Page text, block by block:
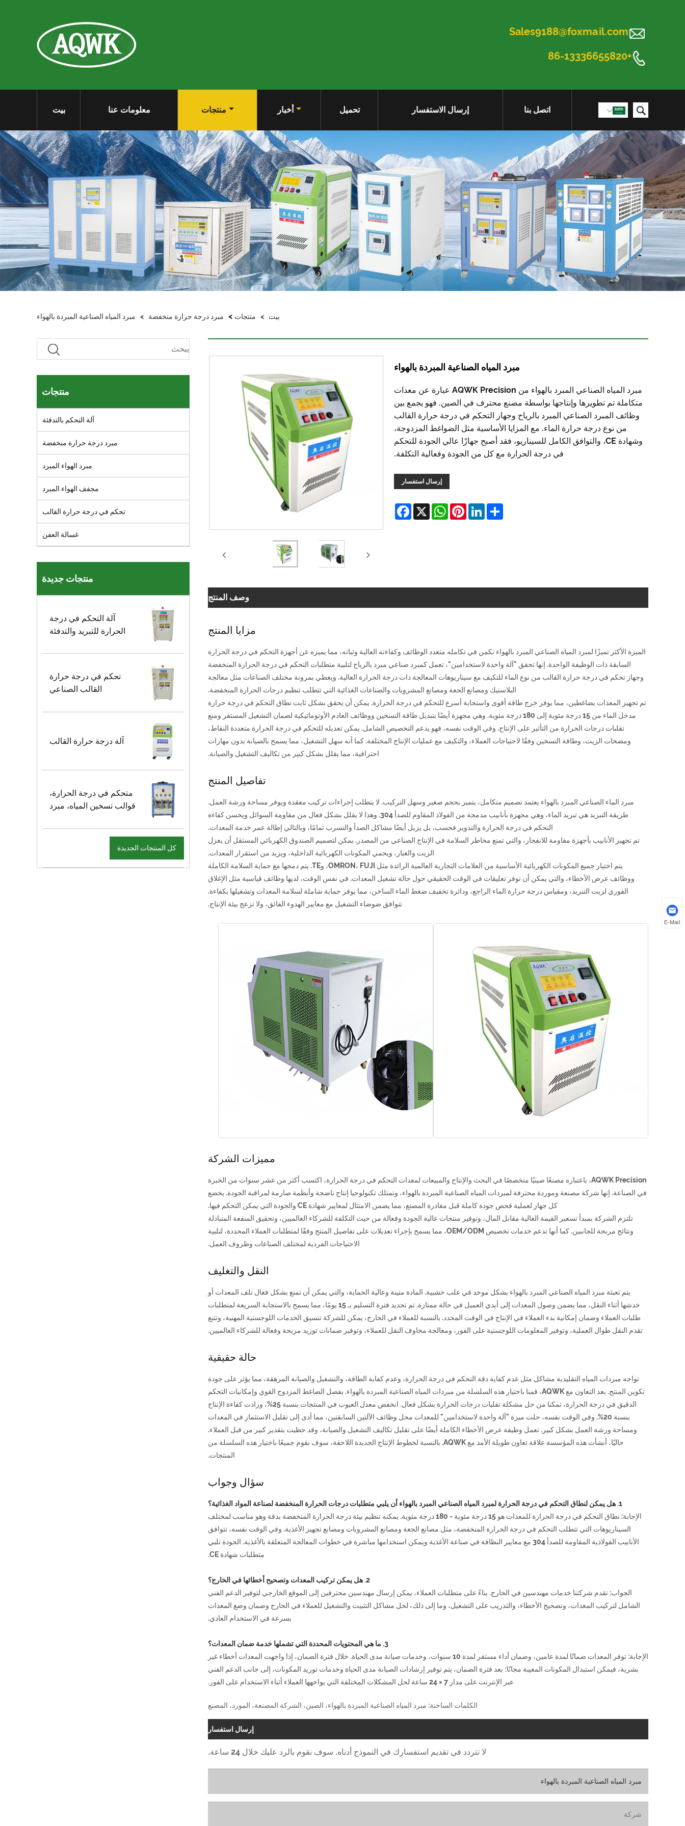

Sales9188@foxmail.com

+86-13336655820
  بيت معلومات عنا منتجات أخبار تحميل إرسال الاستفسار اتصل بنا
بيت > منتجات > مبرد درجة حرارة منخفضة > مبرد المياه الصناعية المبردة بالهواء
منتجات
آلة التحكم بالتدفئة
مبرد درجة حرارة منخفضة
مبرد الهواء المبرد
مجفف الهواء المبرد
تحكم في درجة حرارة القالب
غسالة العفن
منتجات جديدة
آلة التحكم في درجة
الحرارة للتبريد والتدفئة
تحكم في درجة حرارة
القالب الصناعي
آلة درجة حرارة القالب
متحكم في درجة الحرارة،
قوالب تسخين المياه، مبرد
كل المنتجات الجديدة
مبرد المياه الصناعية المبردة بالهواء
مبرد المياه الصناعي المبرد بالهواء من AQWK Precision عبارة عن معدات
متكاملة تم تطويرها وإنتاجها بواسطة مصنع محترف في الصين. فهو يجمع بين
وظائف المبرد الصناعي المبرد بالرياح وجهاز التحكم في درجة حرارة القالب
من نوع درجة حرارة الماء. مع المزايا الأساسية مثل الضواغط المزدوجة،
وشهادة CE، والتوافق الكامل للسيناريو، فقد أصبح جهازًا عالي الجودة للتحكم
في درجة الحرارة مع كل من الجودة وفعالية التكلفة.
إرسال استفسار
Facebook X
WhatsAppPinterestLinkedInShare
وصف المنتج
مزايا المنتج
الميزة الأكثر تميزًا لمبرد المياه الصناعي المبرد بالهواء تكمن في تكامله متعدد الوظائف وكفاءته العالية وثباته، مما يميزه عن أجهزة التحكم في درجة الحرارة
السابقة ذات الوظيفة الواحدة. إنها تحقق "آلة واحدة لاستخدامين"، تعمل كمبرد صناعي مبرد بالرياح لتلبية متطلبات التحكم في درجة الحرارة المنخفضة
وجهاز تحكم في درجة حرارة القالب من نوع الماء للتكيف مع سيناريوهات المعالجة ذات درجة الحرارة العالية. ويغطي بمرونة مختلف الصناعات مثل معالجة
البلاستيك ومصانع الجعة ومصانع المشروبات والصناعات الغذائية التي تتطلب تنظيم درجات الحرارة المنخفضة.
تم تجهيز المعدات بضاغطين، مما يوفر خرج طاقة أقوى واستجابة أسرع للتحكم في درجة الحرارة. يمكن أن يحقق بشكل ثابت نطاق التحكم في درجة حرارة
مدخل الماء من 15 درجة مئوية إلى 180 درجة مئوية. وهي مجهزة أيضًا بتبديل طاقة التسخين ووظائف العادم الأوتوماتيكية لضمان التشغيل المستقر ومنع
تقلبات درجات الحرارة من التأثير على الإنتاج. وفي الوقت نفسه، فهو يدعم التخصيص الشامل. يمكن تعديله للتحكم في درجة الحرارة متعددة النقاط،
ومضخات الزيت، وطاقة التسخين وفقًا لاحتياجات العملاء، والتكيف مع عمليات الإنتاج المختلفة. كما أنه سهل التشغيل، مما يسمح بالصيانة بدون مهارات
احترافية، مما يقلل بشكل كبير من تكاليف التشغيل والصيانة.
تفاصيل المنتج
مبرد الماء الصناعي المبرد بالهواء يعتمد تصميم متكامل، يتميز بحجم صغير وسهل التركيب. لا يتطلب إجراءات تركيب معقدة ويوفر مساحة ورشة العمل.
طريقة التبريد هي تبريد الماء، وهي مجهزة بأنابيب مدمجة من الفولاذ المقاوم للصدأ 304. وهذا لا يقلل بشكل فعال من مقاومة السوائل ويحسن كفاءة
التحكم في درجة الحرارة والتدوير فحسب، بل يزيل أيضًا مشاكل الصدأ والتسرب تمامًا، وبالتالي إطالة عمر خدمة المعدات.
تم تجهيز الأنابيب بأجهزة مقاومة للانفجار، والتي تمنع مخاطر السلامة في الإنتاج الصناعي من المصدر. يمكن لتصميم الصندوق الكهربائي المستقل أن يعزل
الزيت والغبار، ويحمي المكونات الكهربائية الداخلية، ويزيد من استقرار المعدات.
يتم اختيار جميع المكونات الكهربائية الأساسية من العلامات التجارية العالمية الرائدة مثل OMRON، FUJI، وTE. يتم دمجها مع حماية السلامة الكاملة
ووظائف عرض الأخطاء، والتي يمكن أن توفر تعليقات في الوقت الحقيقي حول حالة تشغيل المعدات. في نفس الوقت، لديها وظائف قياسية مثل الإغلاق
الفوري لزيت التبريد، ومقياس درجة حرارة الماء الراجع، ودائرة تخفيف ضغط الماء الساخن، مما يوفر حماية شاملة لسلامة المعدات وتشغيلها بكفاءة.
تتوافق ضوضاء التشغيل مع معايير الهدوء الفائق، ولا تزعج بيئة الإنتاج.
مميزات الشركة
AQWK Precision، باعتباره مصنعًا صينيًا متخصصًا في البحث والإنتاج والمبيعات لمعدات التحكم في درجة الحرارة، اكتسب أكثر من عشر سنوات من الخبرة
في الصناعة. إنها شركة مصنعة وموردة محترفة لمبردات المياه الصناعية المبردة بالهواء، وتمتلك تكنولوجيا إنتاج ناضجة وأنظمة صارمة لمراقبة الجودة. يخضع
كل جهاز لعملية فحص جودة كاملة قبل مغادرة المصنع، مما يضمن الامتثال لمعايير شهادة CE والجودة التي يمكن التحكم فيها.
تلتزم الشركة بمبدأ تسعير القيمة العالية مقابل المال، وتوفير منتجات عالية الجودة وفعالة من حيث التكلفة للشركاء العالميين، وتحقيق المنفعة المتبادلة
ونتائج مربحة للجانبين. كما أنها تدعم خدمات تخصيص OEM/ODM، مما يسمح بإجراء تعديلات على تفاصيل المنتج وفقًا لمتطلبات العملاء المحددة، لتلبية
الاحتياجات الفردية لمختلف الصناعات وظروف العمل.
النقل والتغليف
يتم تعبئة مبرد المياه الصناعي المبرد بالهواء بشكل موحد في علب خشبية. المادة متينة وعالية الحماية، والتي يمكن أن تمنع بشكل فعال تلف المعدات أو
خدشها أثناء النقل، مما يضمن وصول المعدات إلى أيدي العميل في حالة ممتازة. تم تحديد فترة التسليم بـ 15 يومًا، مما يسمح بالاستجابة السريعة لمتطلبات
طلبات العملاء وضمان إمكانية بدء العملاء في الإنتاج في الوقت المحدد. بالنسبة للعملاء في الخارج، يمكن للشركة تنسيق الخدمات اللوجستية المهنية، وتتبع
تقدم النقل طوال العملية، وتوفير المعلومات اللوجستية على الفور، ومعالجة مخاوف النقل للعملاء، وتوفير ضمانات توريد مريحة وفعالة للشركاء العالميين.
حالة حقيقية
تواجه مبردات المياه التقليدية مشاكل مثل عدم كفاية دقة التحكم في درجة الحرارة، وعدم كفاية الطاقة، والتشغيل والصيانة المرهقة، مما يؤثر على جودة
تكوين المنتج. بعد التعاون مع AQWK، قمنا باختيار هذه السلسلة من مبردات المياه الصناعية المبردة بالهواء. بفضل الضاغط المزدوج القوي وإمكانيات التحكم
الدقيق في درجة الحرارة، تمكنا من حل مشكلة تقلبات درجات الحرارة بشكل فعال. انخفض معدل العيوب في المنتجات بنسبة 25%، وزادت كفاءة الإنتاج
بنسبة 20%. وفي الوقت نفسه، حلت ميزة "آلة واحدة لاستخدامين" للمعدات محل وظائف الآلتين السابقتين، مما أدى إلى تقليل الاستثمار في المعدات
ومساحة ورشة العمل بشكل كبير. تعمل وظيفة عرض الأخطاء الكاملة أيضًا على تقليل تكاليف التشغيل والصيانة، وقد حظيت بتقدير كبير من قبل العملاء.
حاليًا، أنشأت هذه المؤسسة علاقة تعاون طويلة الأمد مع AQWK. بالنسبة لخطوط الإنتاج الجديدة اللاحقة، سوف نقوم جميعًا باختيار هذه السلسلة من
المنتجات.
سؤال وجواب
1. هل يمكن لنطاق التحكم في درجة الحرارة لمبرد المياه الصناعي المبرد بالهواء أن يلبي متطلبات درجات الحرارة المنخفضة لصناعة المواد الغذائية؟
الإجابة: نطاق التحكم في درجة الحرارة للمعدات هو 15 درجة مئوية - 180 درجة مئوية. يمكنه تنظيم بيئة درجة الحرارة المنخفضة بدقة وهو مناسب لمختلف
السيناريوهات التي تتطلب التحكم في درجة الحرارة المنخفضة، مثل مصانع الجعة ومصانع المشروبات ومصانع تجهيز الأغذية. وفي الوقت نفسه، تتوافق
الأنابيب الفولاذية المقاومة للصدأ 304 مع معايير النظافة في صناعة الأغذية ويمكن استخدامها مباشرة في خطوات المعالجة المتعلقة بالأغذية. الجودة تلبي
متطلبات شهادة CE.
2. هل يمكن تركيب المعدات وتصحيح أخطائها في الخارج؟
الجواب: تقدم شركتنا خدمات مهندسين في الخارج. بناءً على متطلبات العملاء، يمكن إرسال مهندسين محترفين إلى الموقع الخارجي لتوفير الدعم الفني
الشامل لتركيب المعدات، وتصحيح الأخطاء، والتدريب على التشغيل، وما إلى ذلك، لحل مشاكل التثبيت والتشغيل للعملاء في الخارج وضمان وضع المعدات
بسرعة في الاستخدام العادي.
3. ما هي المحتويات المحددة التي تشملها خدمة ضمان المعدات؟
الإجابة: توفر المعدات ضمانًا لمدة عامين، وضمان أداء مستقر لمدة 10 سنوات، وخدمات صيانة مدى الحياة. خلال فترة الضمان، إذا واجهت المعدات أخطاء غير
بشرية، فيمكن استبدال المكونات المعيبة مجانًا؛ بعد فترة الضمان، يتم توفير إرشادات الصيانة مدى الحياة وخدمات توريد المكونات، إلى جانب الدعم الفني
عبر الإنترنت على مدار 7 × 24 ساعة لحل المشكلات المختلفة التي يواجهها العملاء أثناء الاستخدام على الفور.
الكلمات الساخنة: مبرد المياه الصناعية المبردة بالهواء، الصين، الشركة المصنعة، المورد، المصنع
إرسال استفسار
لا تتردد في تقديم استفسارك في النموذج أدناه. سوف نقوم بالرد عليك خلال 24 ساعة.
E-Mail